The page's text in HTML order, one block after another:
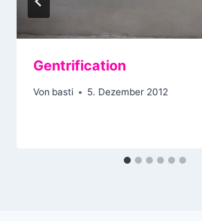
Gentrification
Von basti 5. Dezember 2012